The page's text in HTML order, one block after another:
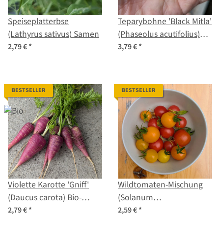
Speiseplatterbse
(Lathyrus sativus) Samen
2,79 €*
Teparybohne 'Black Mitla'
(Phaseolus acutifolius)
Samen
3,79 €*
BESTSELLER
Violette Karotte 'Gniff'
(Daucus carota) Bio-
Saatgut
2,79 €*
BESTSELLER
Wildtomaten-Mischung
(Solanum
pimpinellifolium) Samen
2,59 €*